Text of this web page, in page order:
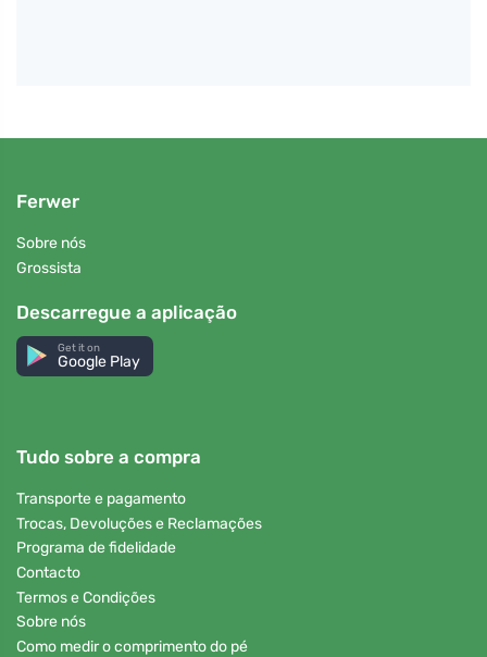
Ferwer
Sobre nós
Grossista
Descarregue a aplicação
Get it on
Google Play
Tudo sobre a compra
Transporte e pagamento
Trocas, Devoluções e Reclamações
Programa de fidelidade
Contacto
Termos e Condições
Sobre nós
Como medir o comprimento do pé